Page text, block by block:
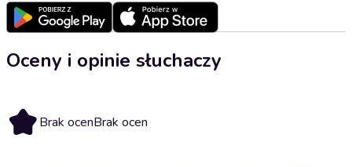
Oceny i opinie słuchaczy
Brak ocenBrak ocen